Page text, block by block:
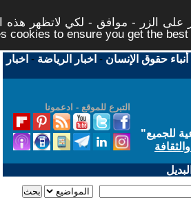
على الزر - موافق - لكي لاتظهر هذه
cookies to ensure you get the
أنباء حقوق الإنسان - اخبار الرياضة - اخبار
التبرع للموقع - ادعمونا
للجميع"